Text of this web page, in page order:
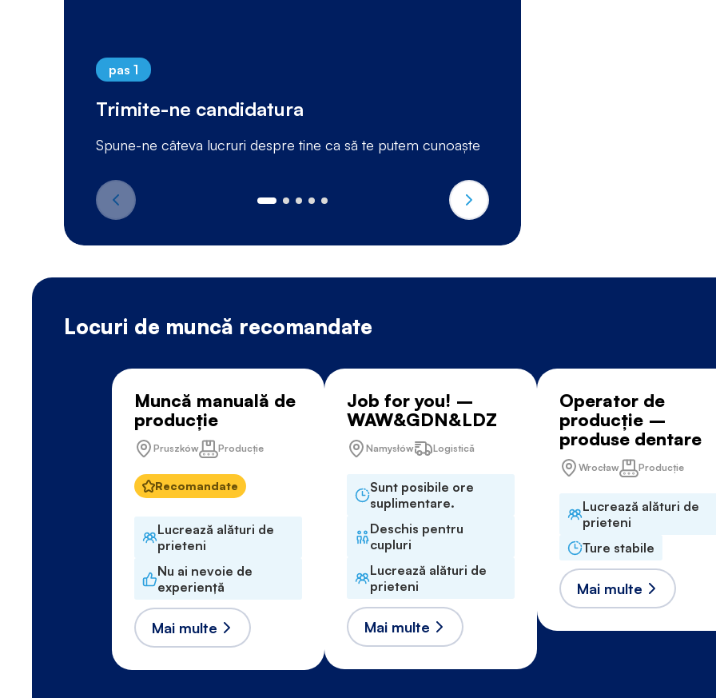
pas 1
Trimite-ne candidatura
Spune-ne câteva lucruri despre tine ca să te putem cunoaște
Locuri de muncă recomandate
Muncă manuală de
producție
Pruszków Producție
Recomandate
Lucrează alături de
prieteni
Nu ai nevoie de
experiență
Mai multe
Job for you! –
WAW&GDN&LDZ
Namysłów Logistică
Sunt posibile ore
suplimentare.
Deschis pentru
cupluri
Lucrează alături de
prieteni
Mai multe
Operator de
producție –
produse dentare
Wrocław Producție
Lucrează alături de
prieteni
Ture stabile
Mai multe